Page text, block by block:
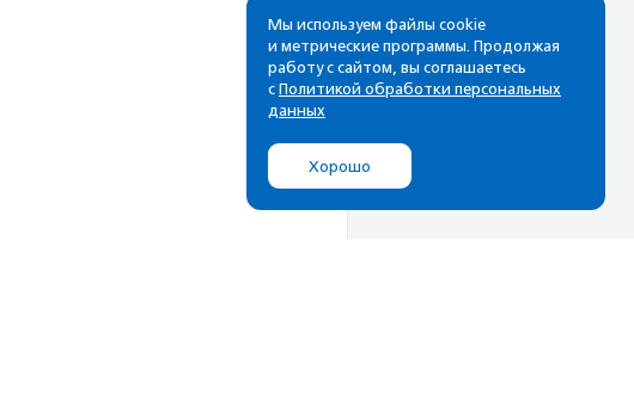
Рассылка
Cамые свежие новости,
почтовом ящике
Мы используем файлы cookie
и метрические программы. Продолжая
работу с сайтом, вы соглашаетесь
с Политикой обработки персональных
данных
Хорошо